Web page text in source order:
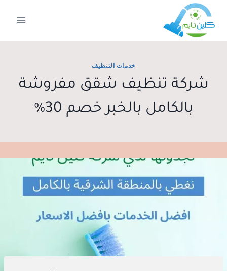
التجاوز
المحتوى
خدمات التنظيف
شركة تنظيف شقق مفروشة
بالكامل بالخبر خصم 30%